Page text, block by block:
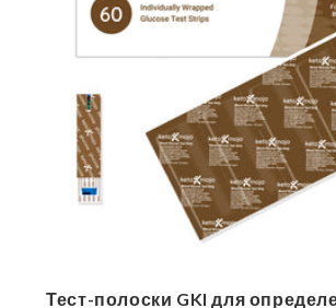
Тест-полоски GKI для